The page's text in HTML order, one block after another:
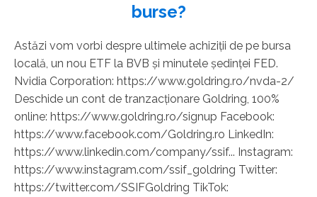
burse?
Astăzi vom vorbi despre ultimele achiziții de pe bursa
locală, un nou ETF la BVB și minutele ședinței FED.
Nvidia Corporation: https://www.goldring.ro/nvda-2/
Deschide un cont de tranzacționare Goldring, 100%
online: https://www.goldring.ro/signup Facebook:
https://www.facebook.com/Goldring.ro LinkedIn:
https://www.linkedin.com/company/ssif... Instagram:
https://www.instagram.com/ssif_goldring Twitter:
https://twitter.com/SSIFGoldring TikTok: